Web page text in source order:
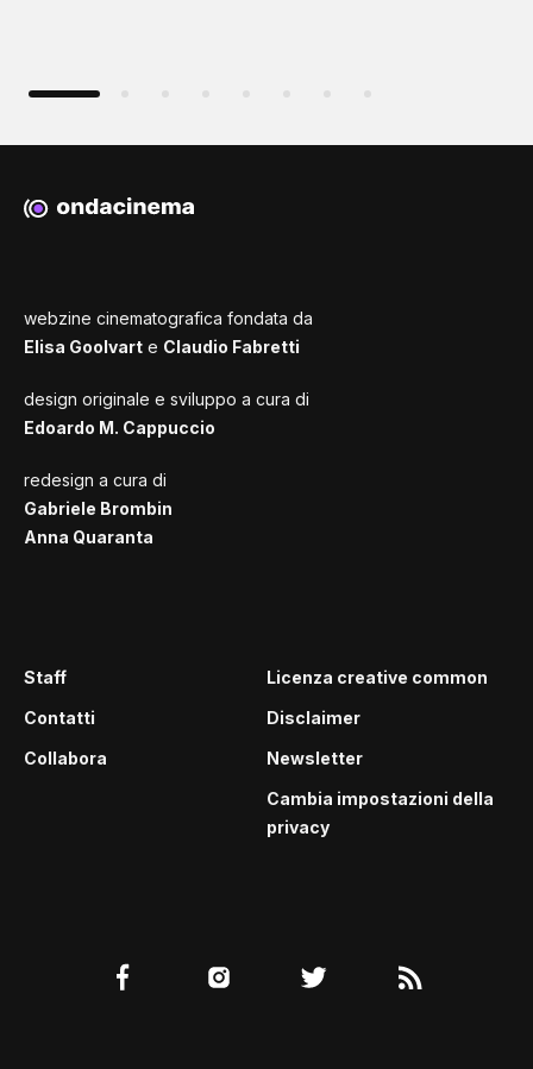
webzine cinematografica fondata da
Elisa Goolvart e Claudio Fabretti
design originale e sviluppo a cura di
Edoardo M. Cappuccio
redesign a cura di
Gabriele Brombin
Anna Quaranta
Staff
Contatti
Collabora
Licenza creative common
Disclaimer
Newsletter
Cambia impostazioni della
privacy